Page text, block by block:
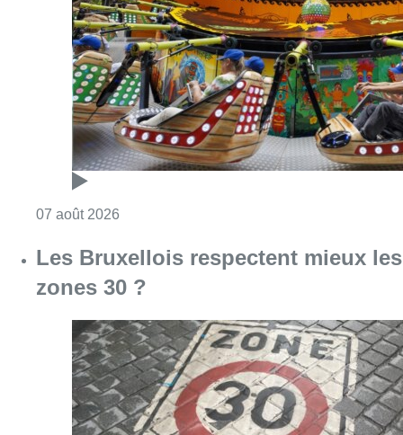
Les Bruxellois respectent mieux les
zones 30 ?
07 août 2026Consulter l'article "Les Bruxellois